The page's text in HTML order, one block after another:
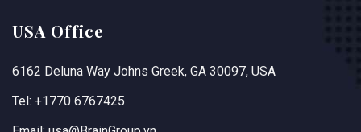
USA Office
6162 Deluna Way Johns Greek, GA 30097, USA
Tel: +1770 6767425